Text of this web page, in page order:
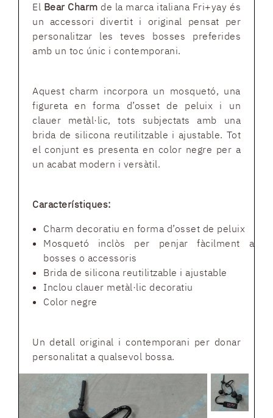
El Bear Charm de la marca italiana Fri+yay és
un accessori divertit i original pensat per
personalitzar les teves bosses preferides
amb un toc únic i contemporani.
Aquest charm incorpora un mosquetó, una
figureta en forma d’osset de peluix i un
clauer metàl·lic, tots subjectats amb una
brida de silicona reutilitzable i ajustable. Tot
el conjunt es presenta en color negre per a
un acabat modern i versàtil.
Característiques:
Charm decoratiu en forma d’osset de peluix
Mosquetó inclòs per penjar fàcilment a
bosses o accessoris
Brida de silicona reutilitzable i ajustable
Inclou clauer metàl·lic decoratiu
Color negre
Un detall original i contemporani per donar
personalitat a qualsevol bossa.